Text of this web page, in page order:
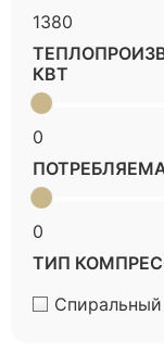
1380
КВТ
0
0
ТИП
Спиральный